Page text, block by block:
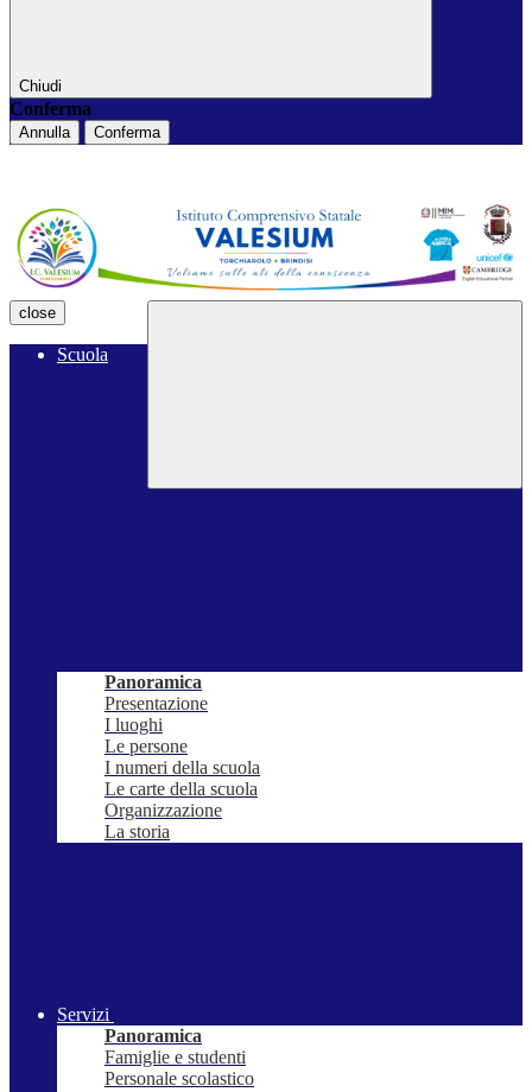
Chiudi
Conferma
Annulla Conferma
close
Scuola
Panoramica
Presentazione
I luoghi
Le persone
I numeri della scuola
Le carte della scuola
Organizzazione
La storia
Servizi
Panoramica
Famiglie e studenti
Personale scolastico